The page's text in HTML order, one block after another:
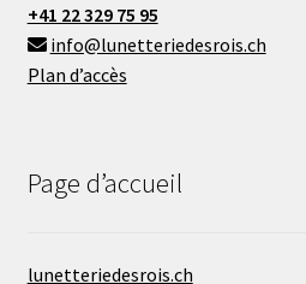
+41 22 329 75 95
info@lunetteriedesrois.ch
Plan d’accès
Page d’accueil
lunetteriedesrois.ch